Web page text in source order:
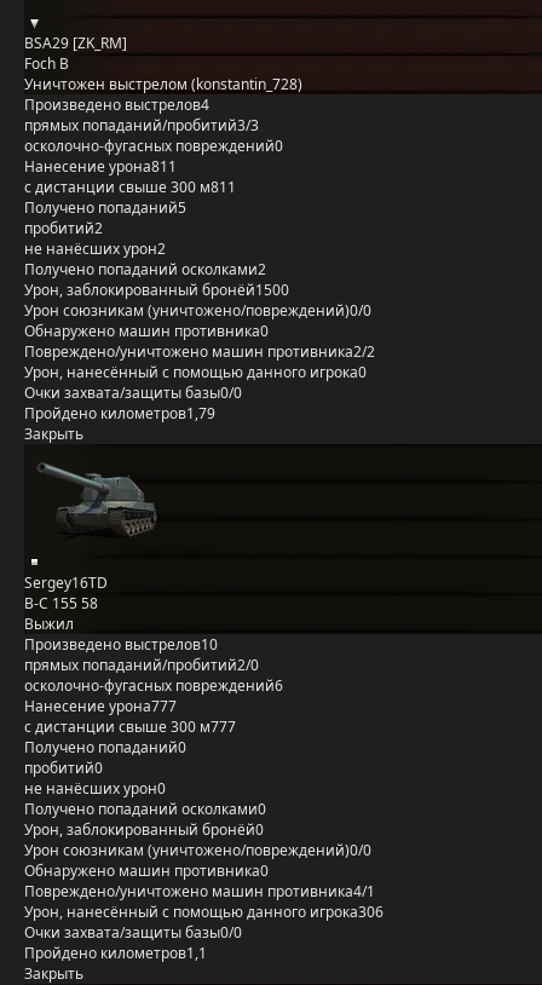
BSA29 [ZK_RM]
Foch B
Уничтожен выстрелом (konstantin_728)
Произведено выстрелов4
прямых попаданий/пробитий3/3
осколочно-фугасных повреждений0
Нанесение урона811
с дистанции свыше 300 м811
Получено попаданий5
пробитий2
не нанёсших урон2
Получено попаданий осколками2
Урон, заблокированный бронёй1500
Урон союзникам (уничтожено/повреждений)0/0
Обнаружено машин противника0
Повреждено/уничтожено машин противника2/2
Урон, нанесённый с помощью данного игрока0
Очки захвата/защиты базы0/0
Пройдено километров1,79
Закрыть
Sergey16TD
B-C 155 58
Выжил
Произведено выстрелов10
прямых попаданий/пробитий2/0
осколочно-фугасных повреждений6
Нанесение урона777
с дистанции свыше 300 м777
Получено попаданий0
пробитий0
не нанёсших урон0
Получено попаданий осколками0
Урон, заблокированный бронёй0
Урон союзникам (уничтожено/повреждений)0/0
Обнаружено машин противника0
Повреждено/уничтожено машин противника4/1
Урон, нанесённый с помощью данного игрока306
Очки захвата/защиты базы0/0
Пройдено километров1,1
Закрыть